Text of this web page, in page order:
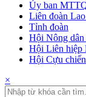
Ủy ban
Liên đoàn
Tỉnh đoàn
Hội Nông dân
Hội Liên hiệp
Hội Cựu
×